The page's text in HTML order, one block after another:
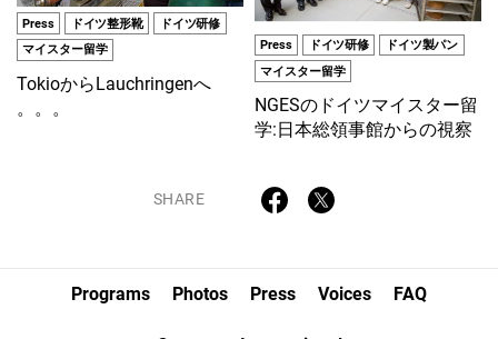
Press ドイツ整形靴
ドイツ研修
マイスター留学
TokioからLauchringenへ
。。。
Press ドイツ研修
ドイツ製パン
マイスター留学
NGESのドイツマイスター留
学:日本総領事館からの視察
SHARE
Programs Photos Press Voices FAQ